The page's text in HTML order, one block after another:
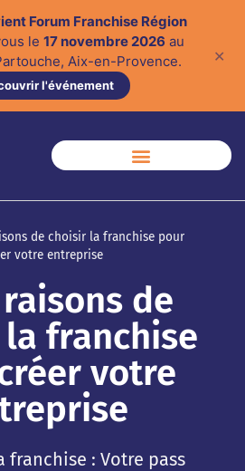
Forum Franchise Région
le 17 novembre 2026 au
Aix-en-Provence.
l'événement
✕
de choisir la franchise pour
votre entreprise
de
franchise
votre
franchise : Votre pass